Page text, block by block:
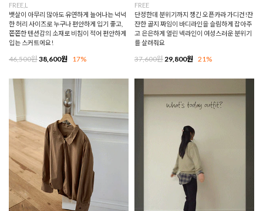
FREE,L
뱃살이 아무리 많아도 유연하게 늘어나는 넉넉
한 허리 사이즈로 누구나 편안하게 입기 좋고,
쫀쫀한 텐션감의 소재로 비침이 적어 편안하게
입는 스커트에요!
46,500원38,600원 17%
FREE
단정한데 분위기까지 챙긴 오픈카라 가디건!잔
잔한 골지 짜임이 바디라인을 슬림하게 잡아주
고 은은하게 열린 넥라인이 여성스러운 분위기
를 살려줘요
37,600원 29,800원 21%